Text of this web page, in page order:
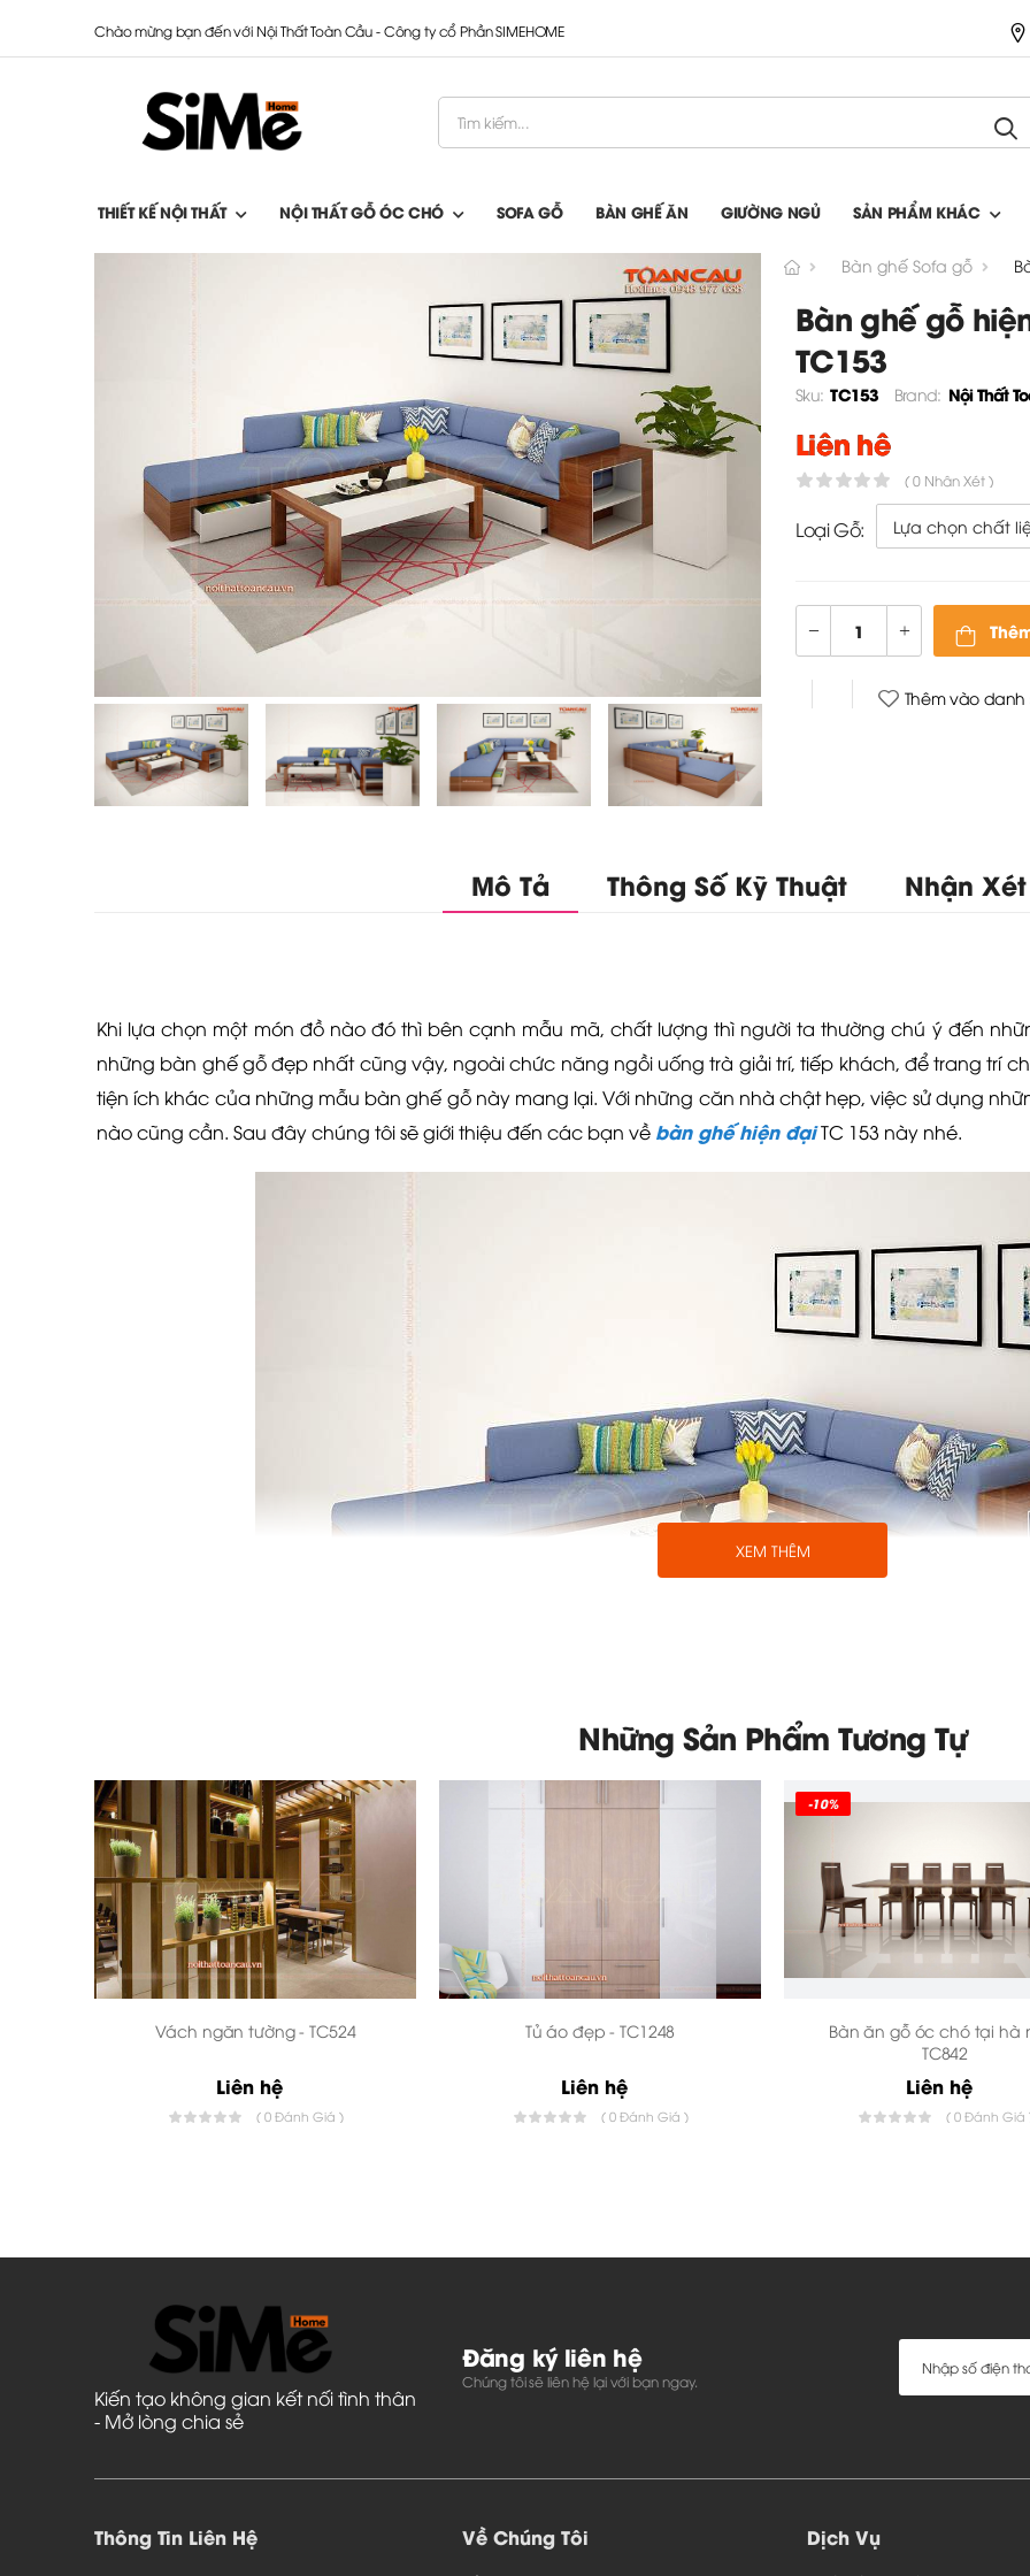
Chào mừng bạn đến với Nội Thất Toàn Cầu - Công ty cổ Phần SIMEHOME
THIẾT KẾ NỘI THẤT NỘI THẤT GỖ ÓC CHÓ SOFA GỖ BÀN GHẾ ĂN GIƯỜNG NGỦ SẢN PHẨM KHÁC
Bàn ghế Sofa gỗ
Bàn ghế gỗ
TC153
Sku: TC153 Brand: Nội Thất
Liên hệ
( 0 Nhận Xét )
Loại Gỗ:
Thêm vào
Mô Tả Thông Số Kỹ Thuật Nhận
Khi lựa chọn một món đồ nào đó thì bên cạnh mẫu mã, chất lượng thì người ta thường chú ý đến
những bàn ghế gỗ đẹp nhất cũng vậy, ngoài chức năng ngồi uống trà giải trí, tiếp khách, để trang trí
tiện ích khác của những mẫu bàn ghế gỗ này mang lại. Với những căn nhà chật hẹp, việc sử dụng
nào cũng cần. Sau đây chúng tôi sẽ giới thiệu đến các bạn về bàn ghế hiện đạiTC 153 này nhé.
Bàn ghế gỗ hiện đại cho phòng khách - TC153 sang trọng
Bàn ghế gỗ hiện đại cho phòng khách - TC153 cho nhà xinh
Bàn ghế hiện đại phòng khách- TC153 đang là bộ bàn ghế gỗ “Hot” được lựa chọn của hầu hết gia
gỗ tự nhiên này gồm có 2 món đồ nội thất chính đó là một ghế sofa băng bài hình chữ L có thể dành
XEM THÊM
Những Sản Phẩm Tương Tự
Vách ngăn tường - TC524
Liên hệ
( 0 Đánh Giá )
Tủ áo đẹp - TC1248
Liên hệ
( 0 Đánh Giá )
-10%
Bàn ăn gỗ óc chó tại hà
TC842
Liên hệ
( 0 Đánh Giá
Kiến tạo không gian kết nối tình thân
- Mở lòng chia sẻ
Đăng ký liên hệ
Chúng tôi sẽ liên hệ lại với bạn ngay.
Thông Tin Liên Hệ Về Chúng Tôi Dịch Vụ